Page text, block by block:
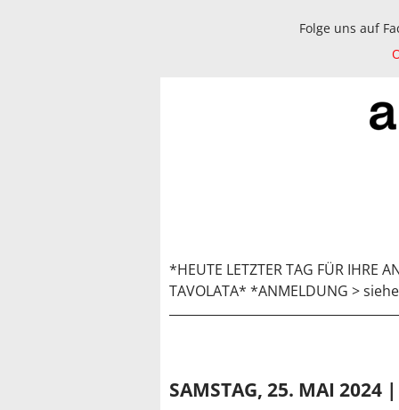
Folge uns auf
*HEUTE LETZTER TAG FÜR IHRE
TAVOLATA* *ANMELDUNG >
SAMSTAG, 25. MAI 2024